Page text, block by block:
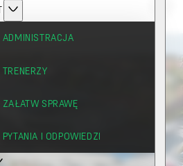
ADMINISTRACJA
TRENERZY
ZAŁATW SPRAWĘ
PYTANIA I ODPOWIEDZI